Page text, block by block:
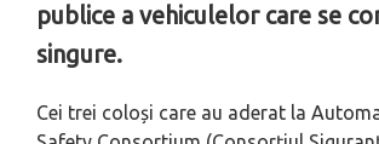
publice a vehiculelor care se
singure.
Cei trei coloși care au aderat la